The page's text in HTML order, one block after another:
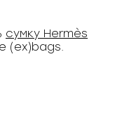
сумку Hermès
(ex)bags.